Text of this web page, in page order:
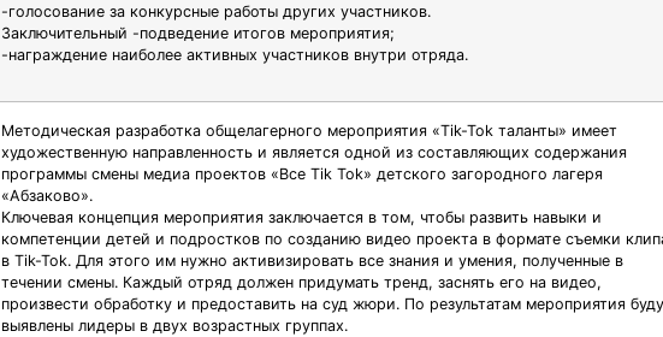
-голосование за конкурсные работы других участников.
Заключительный -подведение итогов мероприятия;
-награждение наиболее активных участников внутри отряда.
Методическая разработка общелагерного мероприятия «Tik-Tok таланты» имеет
художественную направленность и является одной из составляющих содержания
программы смены медиа проектов «Все Tik Tok» детского загородного лагеря
«Абзаково».
Ключевая концепция мероприятия заключается в том, чтобы развить навыки и
компетенции детей и подростков по созданию видео проекта в формате съемки
в Tik-Tok. Для этого им нужно активизировать все знания и умения, полученные в
течении смены. Каждый отряд должен придумать тренд, заснять его на видео,
произвести обработку и предоставить на суд жюри. По результатам мероприятия
выявлены лидеры в двух возрастных группах.